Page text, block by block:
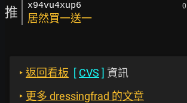
推 x94vu4xup6
居然買一送一
‣ 返回看板 [ CVS ] 資訊
‣ 更多 dressingfrad 的文章